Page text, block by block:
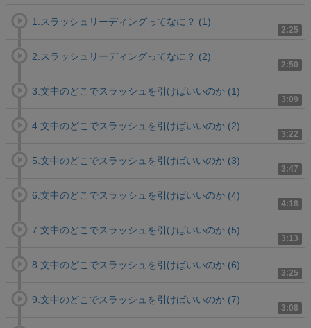
2:25
1.スラッシュリーディングってなに？ (1)
2:50
2.スラッシュリーディングってなに？ (2)
3:09
3.文中のどこでスラッシュを引けばいいのか (1)
3:22
4.文中のどこでスラッシュを引けばいいのか (2)
3:47
5.文中のどこでスラッシュを引けばいいのか (3)
4:18
6.文中のどこでスラッシュを引けばいいのか (4)
3:13
7.文中のどこでスラッシュを引けばいいのか (5)
3:25
8.文中のどこでスラッシュを引けばいいのか (6)
3:08
9.文中のどこでスラッシュを引けばいいのか (7)